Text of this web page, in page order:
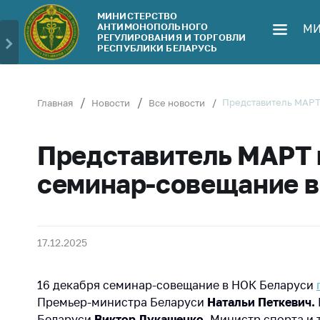
Министерство
Руководство
Министерства
Законодательство
Антикоррупционная
Общественно-
Соискателям
МИНИСТЕРСТВО
АНТИМОНОПОЛЬНОГО
РЕГУЛИРОВАНИЯ И ТОРГОВЛИ
РЕСПУБЛИКИ БЕЛАРУСЬ
Главная Новости Все новости Представитель
Представитель МАРТ
семинар-совещание
17.12.2025
16 декабря семинар-совещание в НОК Беларуси
Премьер-министра Беларуси Натальи Петкевич.